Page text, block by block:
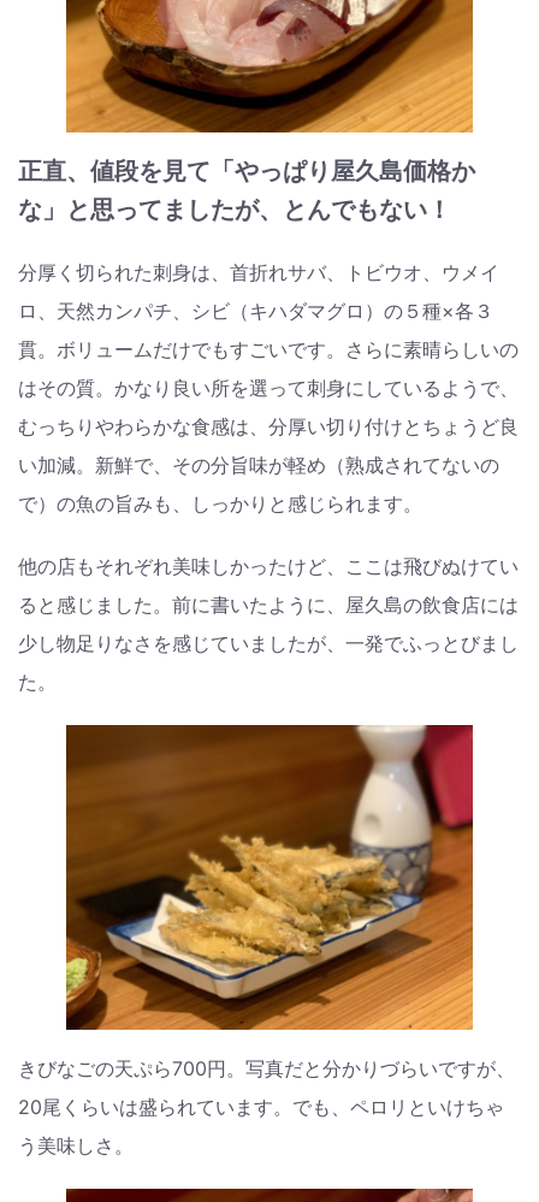
正直、値段を見て「やっぱり屋久島価格か
な」と思ってましたが、とんでもない！
分厚く切られた刺身は、首折れサバ、トビウオ、ウメイ
ロ、天然カンパチ、シビ（キハダマグロ）の５種×各３
貫。ボリュームだけでもすごいです。さらに素晴らしいの
はその質。かなり良い所を選って刺身にしているようで、
むっちりやわらかな食感は、分厚い切り付けとちょうど良
い加減。新鮮で、その分旨味が軽め（熟成されてないの
で）の魚の旨みも、しっかりと感じられます。
他の店もそれぞれ美味しかったけど、ここは飛びぬけてい
ると感じました。前に書いたように、屋久島の飲食店には
少し物足りなさを感じていましたが、一発でふっとびまし
た。
きびなごの天ぷら700円。写真だと分かりづらいですが、
20尾くらいは盛られています。でも、ペロリといけちゃ
う美味しさ。